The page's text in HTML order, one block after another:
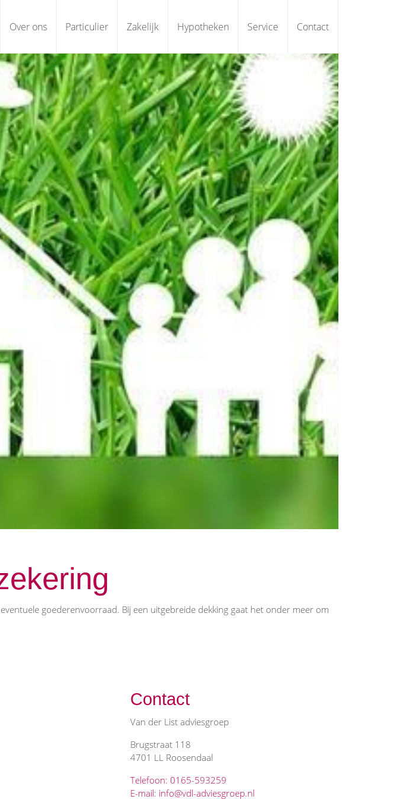
Over ons Particulier Zakelijk Hypotheken Service Contact
goederenvoorraad. Bij een uitgebreide dekking gaat het onder meer om
Contact
Van der List adviesgroep
Brugstraat 118
4701 LL Roosendaal
Telefoon: 0165-593259
E-mail: info@vdl-adviesgroep.nl